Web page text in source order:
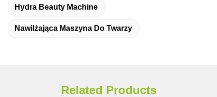
Hydra Beauty Machine
Nawilżająca Maszyna Do Twarzy
Related Products